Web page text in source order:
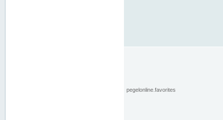
pegelonline.favorites